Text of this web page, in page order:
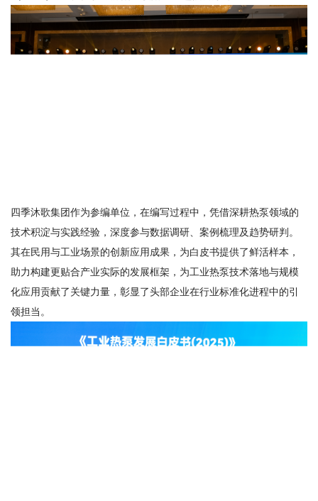
四季沐歌集团作为参编单位，在编写过程中，凭借深耕热泵领域的
技术积淀与实践经验，深度参与数据调研、案例梳理及趋势研判。
其在民用与工业场景的创新应用成果，为白皮书提供了鲜活样本，
助力构建更贴合产业实际的发展框架，为工业热泵技术落地与规模
化应用贡献了关键力量，彰显了头部企业在行业标准化进程中的引
领担当。